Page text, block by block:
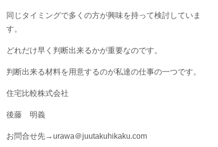
同じタイミングで多くの方が興味を持って検討していま
す。
どれだけ早く判断出来るかが重要なのです。
判断出来る材料を用意するのが私達の仕事の一つです。
住宅比較株式会社
後藤 明義
お問合せ先→urawa＠juutakuhikaku.com